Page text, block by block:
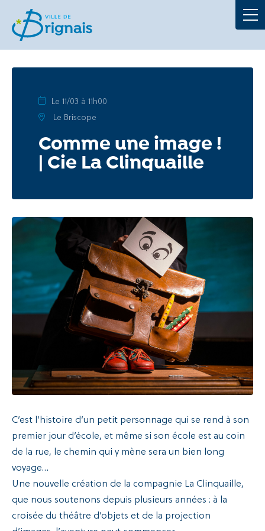
Le 11/03 à 11h00
Le Briscope
Comme une image !
| Cie La Clinquaille
C’est l’histoire d’un petit personnage qui se rend à son
premier jour d’école, et même si son école est au coin
de la rue, le chemin qui y mène sera un bien long
voyage…
Une nouvelle création de la compagnie La Clinquaille,
que nous soutenons depuis plusieurs années : à la
croisée du théâtre d’objets et de la projection
La Mairie
Au quotidien
Culture et loisirs
Portails
Actualités
Agenda
Recherche